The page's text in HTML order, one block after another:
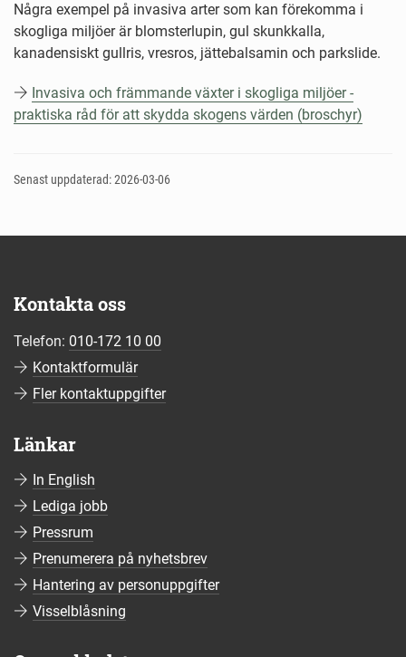
Några exempel på invasiva arter som kan förekomma i
skogliga miljöer är blomsterlupin, gul skunkkalla,
kanadensiskt gullris, vresros, jättebalsamin och parkslide.
Invasiva och främmande växter i skogliga miljöer -
praktiska råd för att skydda skogens värden (broschyr)
Senast uppdaterad: 2026-03-06
Kontakta oss
Telefon: 010-172 10 00
Kontaktformulär
Fler kontaktuppgifter
Länkar
In English
Lediga jobb
Pressrum
Prenumerera på nyhetsbrev
Hantering av personuppgifter
Visselblåsning